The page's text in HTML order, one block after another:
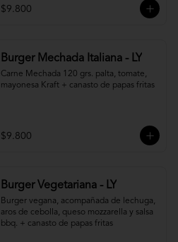
$9.800
Burger Mechada Italiana - LY
Carne Mechada 120 grs. palta, tomate,
mayonesa Kraft + canasto de papas fritas
$9.800
Burger Vegetariana - LY
Burger vegana, acompañada de lechuga,
aros de cebolla, queso mozzarella y salsa
bbq. + canasto de papas fritas